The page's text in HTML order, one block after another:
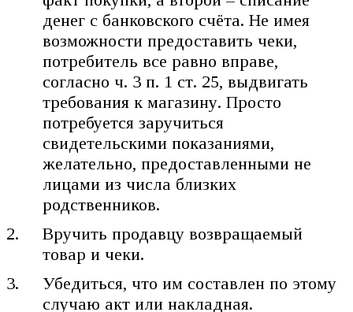
денег с банковского счёта. Не имея
возможности предоставить чеки,
потребитель все равно вправе,
согласно ч. 3 п. 1 ст. 25, выдвигать
требования к магазину. Просто
потребуется заручиться
свидетельскими показаниями,
желательно, предоставленными не
лицами из числа близких
родственников.
Вручить продавцу возвращаемый
товар и чеки.
Убедиться, что им составлен по этому
случаю акт или накладная.